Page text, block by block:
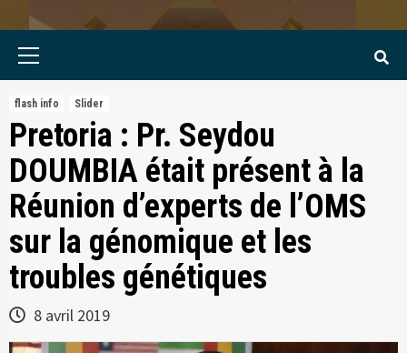
flash info Slider
Pretoria : Pr. Seydou
DOUMBIA était présent à la
Réunion d’experts de l’OMS
sur la génomique et les
troubles génétiques
8 avril 2019